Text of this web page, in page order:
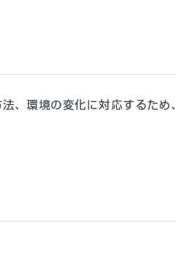
、環境の変化に対応するため